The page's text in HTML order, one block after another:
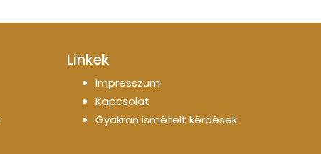
Linkek
Impresszum
Kapcsolat
Gyakran ismételt kérdések